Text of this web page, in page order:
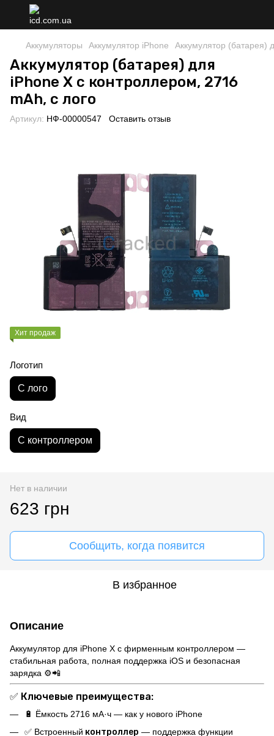
Аккумуляторы Аккумулятор iPhone Аккумулятор (батарея)
Аккумулятор (батарея) для
iPhone X с контроллером, 2716
mAh, с лого
Артикул: НФ-00000547 Оставить отзыв
Хит продаж
Логотип
С лого
Вид
С контроллером
Нет в наличии
623 грн
Сообщить, когда появится
В избранное
Описание
Аккумулятор для iPhone X с фирменным контроллером —
стабильная работа, полная поддержка iOS и безопасная
зарядка ⚙️📲
✅ Ключевые преимущества:
🔋 Ёмкость 2716 мА·ч — как у нового iPhone
✅ Встроенный контроллер — поддержка функции